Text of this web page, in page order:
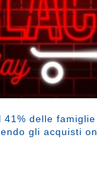
41% delle
gli acquisti